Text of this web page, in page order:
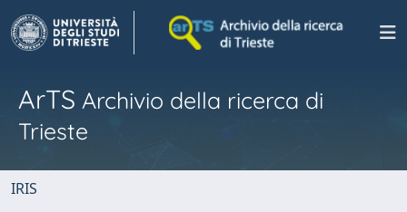
ArTS Archivio della ricerca di
Trieste
IRIS